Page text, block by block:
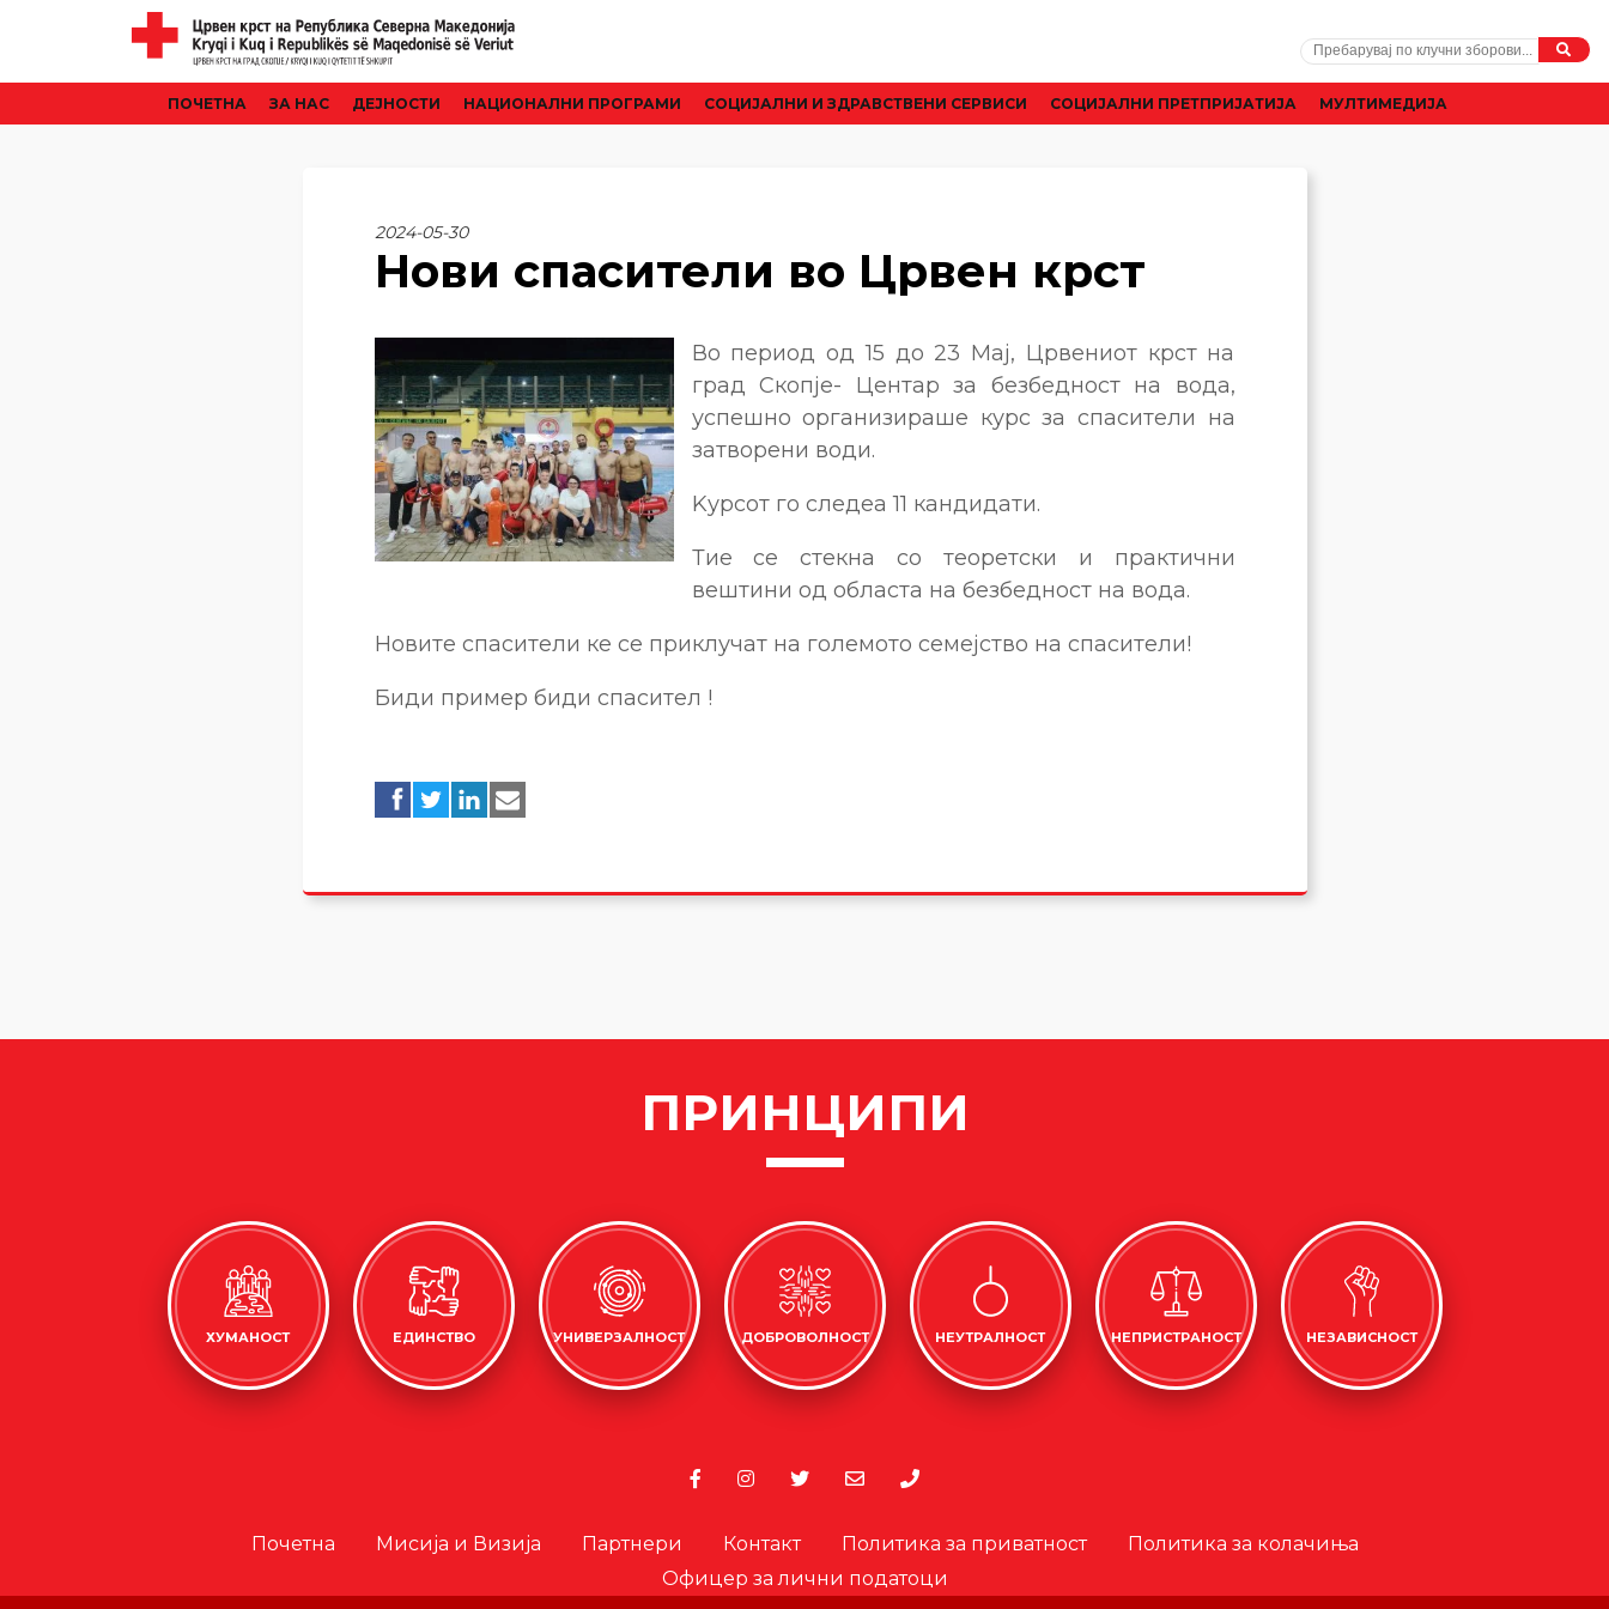
ПОЧЕТНА ЗА НАС ДЕЈНОСТИ НАЦИОНАЛНИ ПРОГРАМИ CОЦИЈАЛНИ И ЗДРАВСТВЕНИ СЕРВИСИ СОЦИЈАЛНИ ПРЕТПРИЈАТИЈА МУЛТИМЕДИЈА
2024-05-30
Нови спасители во Црвен крст
Во период од 15 до 23 Maj, Црвениот крст на
град Скопје- Центар за безбедност на вода,
успешно организираше курс за спасители на
затворени води.
Kурсот го следеа 11 кандидати.
Тие се стекна со теоретски и практични
вештини од областа на безбедност на вода.
Новите спасители ке се приклучат на големото семејство на спасители!
Биди пример биди спасител !
ПРИНЦИПИ
ХУМАНОСТ ЕДИНСТВО УНИВЕРЗАЛНОСТ ДОБРОВОЛНОСТ НЕУТРАЛНОСТ НЕПРИСТРАНОСТ НЕЗАВИСНОСТ
Почетна Мисија и Визија Партнери Контакт Политика за приватност
Политика за колачиња
Офицер за лични податоци